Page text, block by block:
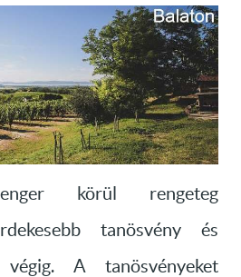
körül rengeteg
tanösvény és
A tanösvényeket